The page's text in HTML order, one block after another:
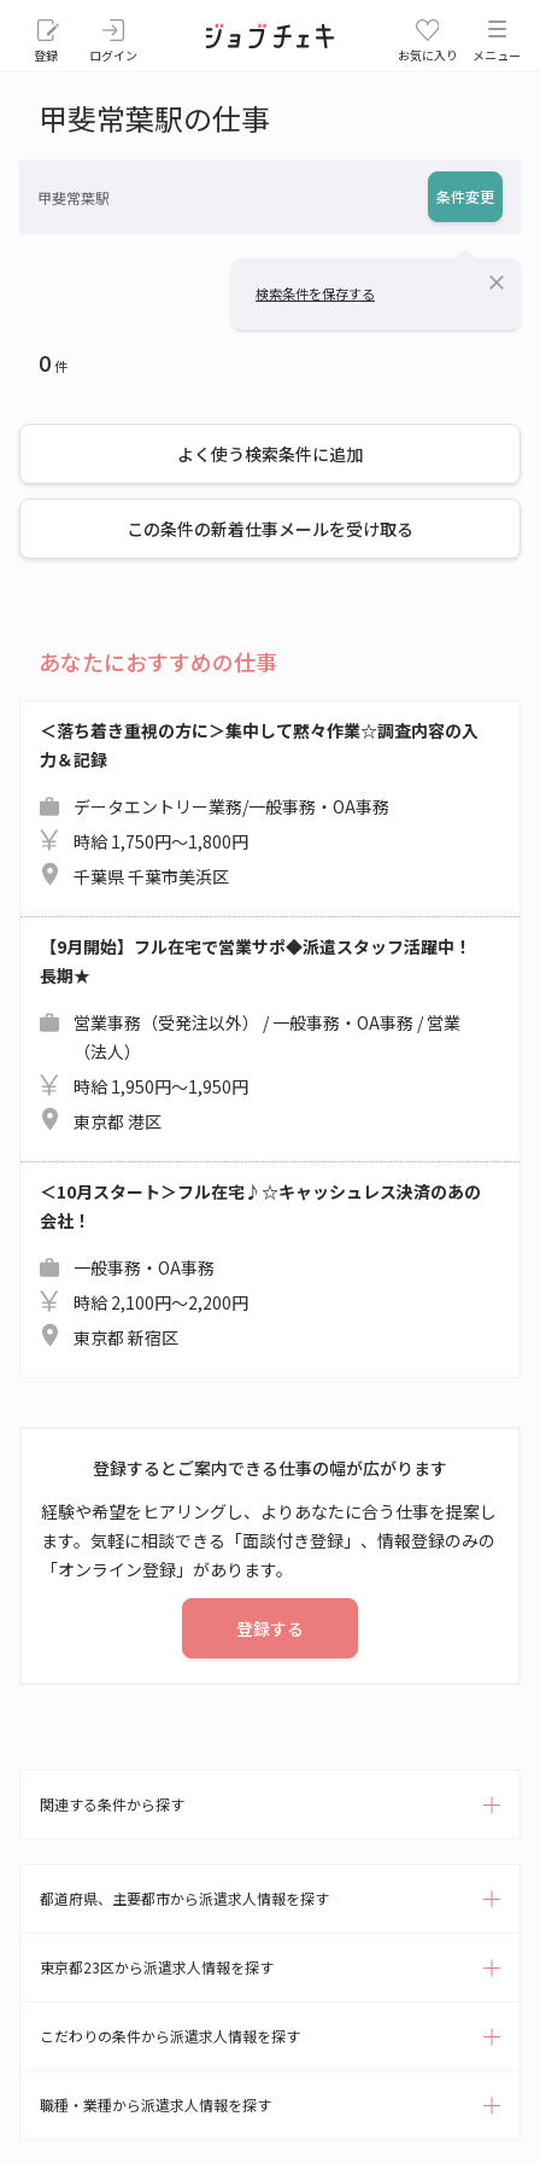
登録 ログイン お気に入り メニュー
甲斐常葉駅の仕事
甲斐常葉駅 条件変更
検索条件を保存する close
0件
よく使う検索条件に追加
この条件の新着仕事メールを受け取る
あなたにおすすめの仕事
＜落ち着き重視の方に＞集中して黙々作業☆調査内容の入
力＆記録
データエントリー業務/一般事務・OA事務
時給 1,750円～1,800円
千葉県 千葉市美浜区
【9月開始】フル在宅で営業サポ◆派遣スタッフ活躍中！
長期★
営業事務（受発注以外） / 一般事務・OA事務 / 営業
（法人）
時給 1,950円～1,950円
東京都 港区
＜10月スタート＞フル在宅♪☆キャッシュレス決済のあの
会社！
一般事務・OA事務
時給 2,100円～2,200円
東京都 新宿区
登録するとご案内できる仕事の幅が広がります
経験や希望をヒアリングし、よりあなたに合う仕事を提案し
ます。気軽に相談できる「面談付き登録」、情報登録のみの
「オンライン登録」があります。
登録する
関連する条件から探す
都道府県、主要都市から派遣求人情報を探す
東京都23区から派遣求人情報を探す
こだわりの条件から派遣求人情報を探す
職種・業種から派遣求人情報を探す